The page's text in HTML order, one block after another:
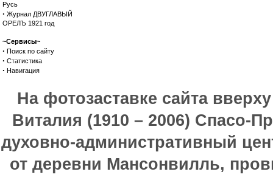
Русь
· Журнал ДВУГЛАВЫЙ
ОРЕЛЪ 1921 год
~Сервисы~
· Поиск по сайту
· Статистика
· Навигация
На фотозаставке сайта
Виталия (1910 – 2006) Спасо-
духовно-административный
от деревни Мансонвилль,